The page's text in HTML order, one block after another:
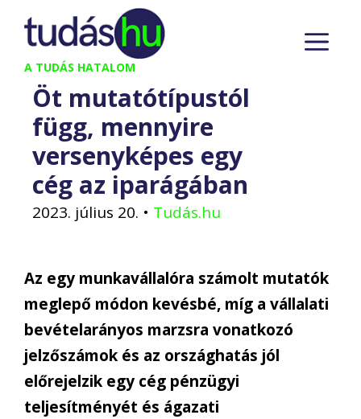
Kilépés
tartalomba
A TUDÁS HATALOM
Öt mutatótípustól
függ, mennyire
versenyképes egy
cég az iparágában
2023. július 20. • Tudás.hu
Az egy munkavállalóra számolt mutatók
meglepő módon kevésbé, míg a vállalati
bevételarányos marzsra vonatkozó
jelzőszámok és az országhatás jól
előrejelzik egy cég pénzügyi
teljesítményét és ágazati